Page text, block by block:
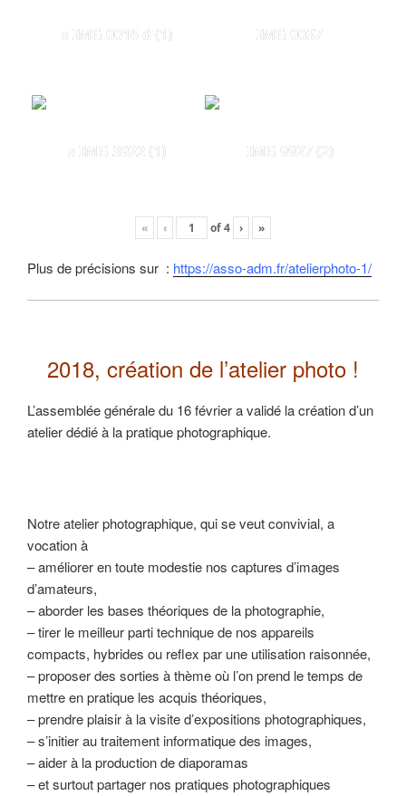
s IMG 0016 d (1) IMG 0037
s IMG 3922 (1) IMG 9927 (2)
« ‹ of4 › »
Plus de précisions sur : https://asso-adm.fr/atelierphoto-1/
2018, création de l’atelier photo !
L’assemblée générale du 16 février a validé la création d’un
atelier dédié à la pratique photographique.
Notre atelier photographique, qui se veut convivial, a
vocation à
– améliorer en toute modestie nos captures d’images
d’amateurs,
– aborder les bases théoriques de la photographie,
– tirer le meilleur parti technique de nos appareils
compacts, hybrides ou reflex par une utilisation raisonnée,
– proposer des sorties à thème où l’on prend le temps de
mettre en pratique les acquis théoriques,
– prendre plaisir à la visite d’expositions photographiques,
– s’initier au traitement informatique des images,
– aider à la production de diaporamas
– et surtout partager nos pratiques photographiques